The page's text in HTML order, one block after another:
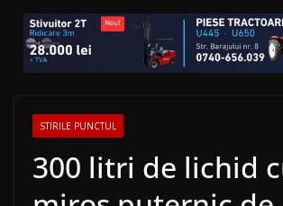
STIRILE PUNCTUL
300 litri de lichid